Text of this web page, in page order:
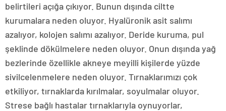
belirtileri açığa çıkıyor. Bunun dışında ciltte
kurumalara neden oluyor. Hyalüronik asit salımı
azalıyor, kolojen salımı azalıyor. Deride kuruma, pul
şeklinde dökülmelere neden oluyor. Onun dışında yağ
bezlerinde özellikle akneye meyilli kişilerde yüzde
sivilcelenmelere neden oluyor. Tırnaklarımızı çok
etkiliyor, tırnaklarda kırılmalar, soyulmalar oluyor.
Strese bağlı hastalar tırnaklarıyla oynuyorlar,